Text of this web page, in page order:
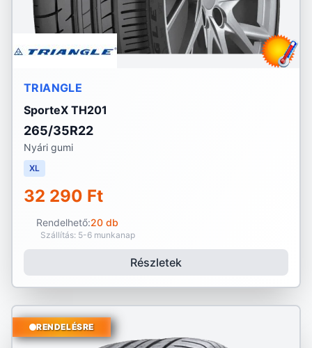
TRIANGLE
SporteX TH201
265/35R22
Nyári gumi
XL
32 290 Ft
Rendelhető:20 db
Szállítás: 5-6 munkanap
Részletek
RENDELÉSRE